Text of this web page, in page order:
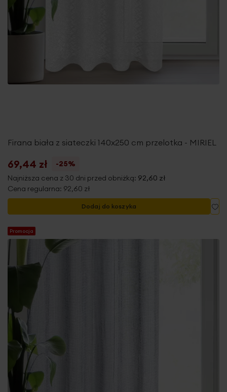
Firana biała z siateczki 140x250 cm przelotka - MIRIEL
69,44 zł
-25%
Najniższa cena z 30 dni przed obniżką: 92,60 zł
Cena regularna: 92,60 zł
Dodaj do koszyka
Promocja